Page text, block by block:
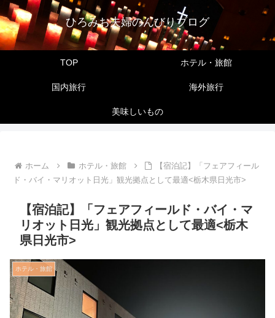
ひろみお夫婦のんびりブログ
TOP ホテル・旅館
国内旅行 海外旅行
美味しいもの
ホーム ホテル・旅館
【宿泊記】「フェアフィール
ド・バイ・マリオット日光」観光拠点として最適<栃木県日光市>
【宿泊記】「フェアフィールド・バイ・マ
リオット日光」観光拠点として最適<栃木
県日光市>
ホテル・旅館